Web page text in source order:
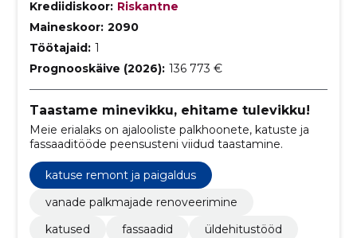
Krediidiskoor: Riskantne
Maineskoor: 2090
Töötajaid: 1
Prognooskäive (2026): 136 773 €
Taastame minevikku, ehitame tulevikku!
Meie erialaks on ajalooliste palkhoonete, katuste ja
fassaaditööde peensusteni viidud taastamine.
katuse remont ja paigaldus
vanade palkmajade renoveerimine
katused
fassaadid
üldehitustööd